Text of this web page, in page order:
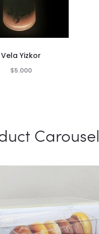
Vela Yizkor
$5.000
Carousel